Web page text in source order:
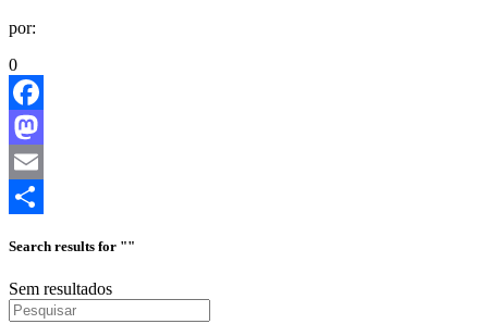
por:
0
Facebook
Mastodon
Email
Search results for ""
Sem resultados